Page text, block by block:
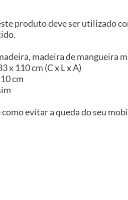
produto deve ser utilizado
madeira de mangueira
x 110 cm (C x L x A)
cm
evitar a queda do seu